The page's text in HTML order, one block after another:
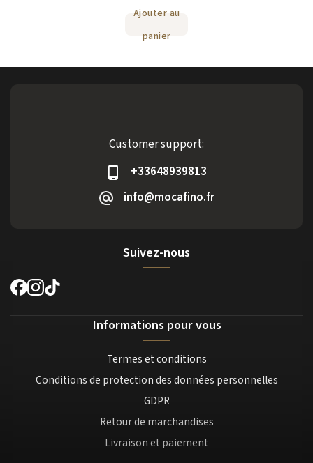
Ajouter au
panier
Customer support:
+33648939813
info@mocafino.fr
Suivez-nous
Informations pour vous
Termes et conditions
Conditions de protection des données personnelles
GDPR
Retour de marchandises
Livraison et paiement